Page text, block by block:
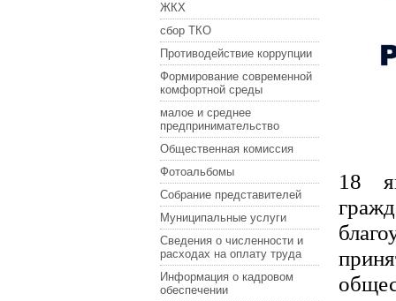
ЖКХ
сбор ТКО
Противодействие коррупции
Формирование современной
комфортной среды
малое и среднее
предпринимательство
Общественная комиссия
Фотоальбомы
Собрание представителей
Муниципальные услуги
Сведения о численности и
расходах на оплату труда
Информация о кадровом
обеспечении
18